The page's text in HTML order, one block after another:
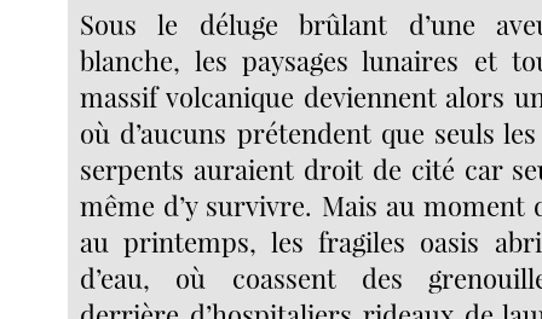
Sous le déluge brûlant d’une
blanche, les paysages lunaires et
massif volcanique deviennent alors
où d’aucuns prétendent que seuls
serpents auraient droit de cité car
même d’y survivre. Mais au moment
au printemps, les fragiles oasis
d’eau, où coassent des